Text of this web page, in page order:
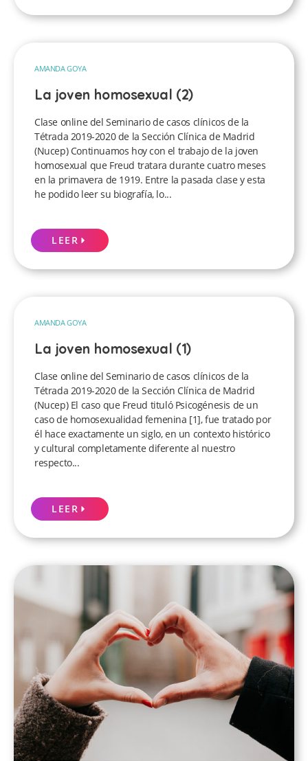
AMANDA GOYA
La joven homosexual (2)
Clase online del Seminario de casos clínicos de la
Tétrada 2019-2020 de la Sección Clínica de Madrid
(Nucep) Continuamos hoy con el trabajo de la joven
homosexual que Freud tratara durante cuatro meses
en la primavera de 1919. Entre la pasada clase y esta
he podido leer su biografía, lo...
LEER
AMANDA GOYA
La joven homosexual (1)
Clase online del Seminario de casos clínicos de la
Tétrada 2019-2020 de la Sección Clínica de Madrid
(Nucep) El caso que Freud tituló Psicogénesis de un
caso de homosexualidad femenina [1], fue tratado por
él hace exactamente un siglo, en un contexto histórico
y cultural completamente diferente al nuestro
respecto...
LEER